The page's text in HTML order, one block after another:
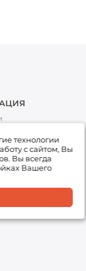
и возврата
технологии
с сайтом, Вы
Вы всегда
Вашего